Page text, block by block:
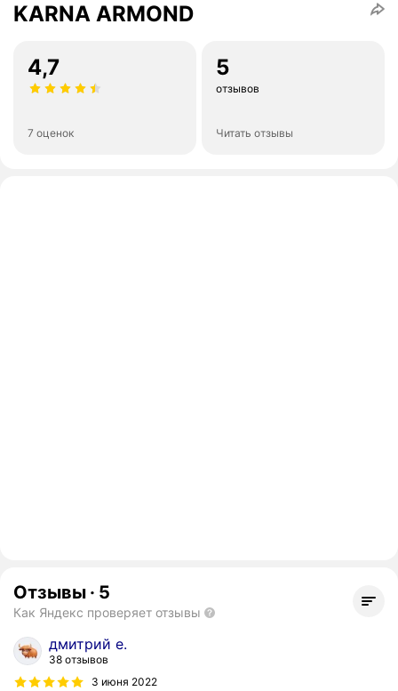
KARNA ARMOND
4,7
7 оценок
5
отзывов
Читать отзывы
Отзывы · 5
Как Яндекс проверяет отзывы
дмитрий е.
38 отзывов
3 июня 2022